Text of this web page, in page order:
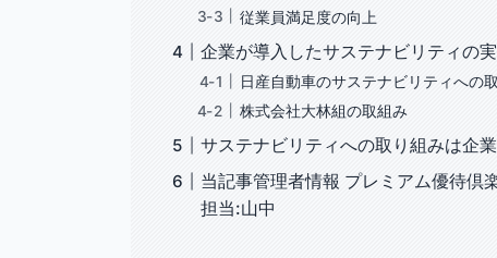
従業員満足度の向上
企業が導入したサステナビリティの
日産自動車のサステナビリティへの
株式会社大林組の取組み
サステナビリティへの取り組みは企
当記事管理者情報 プレミアム優待倶
担当:山中